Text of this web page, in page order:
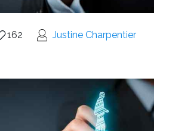
162 Justine Charpentier